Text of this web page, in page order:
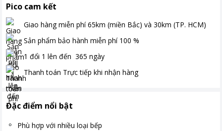
Pico cam kết
Giao hàng miễn phí 65km (miền Bắc) và 30km (TP. HCM)
Sản phẩm bảo hành miễn phí 100 %
1 đổi 1 lên đến 365 ngày
Thanh toán Trực tiếp khi nhận hàng
Đặc điểm nổi bật
Phù hợp với nhiều loại bếp